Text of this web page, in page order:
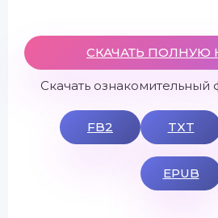
СКАЧАТЬ ПОЛНУЮ
Скачать ознакомительный
FB2 TXT
EPUB